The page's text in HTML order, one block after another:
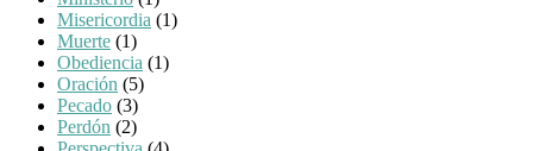
Misericordia (1)
Muerte (1)
Obediencia (1)
Oración (5)
Pecado (3)
Perdón (2)